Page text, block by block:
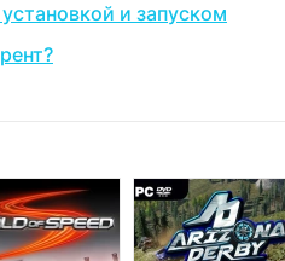
и запуском